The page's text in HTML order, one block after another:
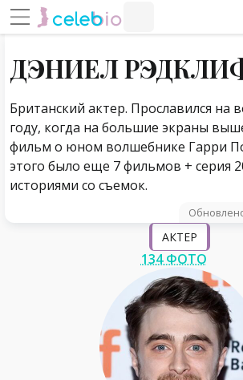
Навигация по сайту
ДЭНИЕЛ
Британский актер. Прославился на
году, когда на большие экраны
фильм о юном волшебнике Гарри
этого было еще 7 фильмов + серия
историями со съемок.
АКТЕР
134 ФОТО